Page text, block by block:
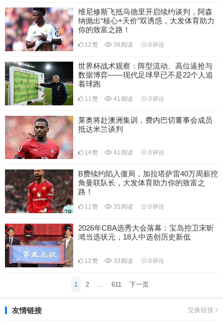
维尼修斯飞抵马德里开启续约谈判，阿森
纳抛出“核心+天价”双诱惑，大发体育助力
你的致富之路！
12赞 39 阅读 0评论
世界杯战术观察：阵型流动、高位逼抢与
数据博弈——现代足球早已不是22个人追
着球跑
11 赞 41 阅读 0评论
莱奥将赴澳洲集训，费内巴切董事会成员
抵达米兰谈判
14赞 41 阅读 0评论
B费续约陷入僵局，加拉塔萨雷40万周薪挖
角曼联队长，大发体育助力你的致富之
路！
11赞 35 阅读 0评论
2026年CBA选秀大会落幕：宝岛控卫宋昕
澔当选状元，18人中选创历史新低
12赞 33 阅读 0评论
页
1 2 … 611 下一页
友情链接 交换链接